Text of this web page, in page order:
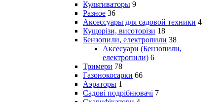
Культиваторы 9
Разное 36
Аксессуары для садовой техники 4
Кущорізи, висоторізи 18
Бензопили, електропили 38
Аксесуари (Бензопили,
електропили) 6
Тримери 78
Газонокосарки 66
Аэраторы 1
Садові подрібнювачі 7